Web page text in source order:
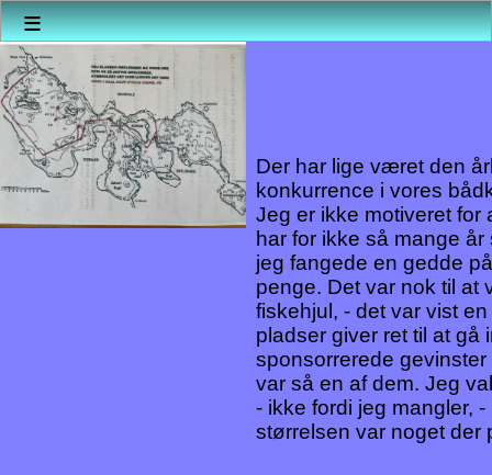
≡
Der har lige været den
konkurrence i vores
Jeg er ikke motiveret for
har for ikke så mange
jeg fangede en gedde
penge. Det var nok til at
fiskehjul, - det var vist
pladser giver ret til at gå
sponsorrerede
var så en af dem. Jeg
- ikke fordi jeg mangler,
størrelsen var noget der